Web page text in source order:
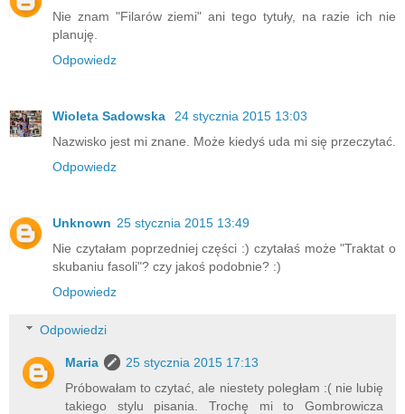
Nie znam "Filarów ziemi" ani tego tytuły, na razie ich nie
planuję.
Odpowiedz
Wioleta Sadowska
24 stycznia 2015 13:03
Nazwisko jest mi znane. Może kiedyś uda mi się przeczytać.
Odpowiedz
Unknown 25 stycznia 2015 13:49
Nie czytałam poprzedniej części :) czytałaś może "Traktat o
skubaniu fasoli"? czy jakoś podobnie? :)
Odpowiedz
Odpowiedzi
Maria
25 stycznia 2015 17:13
Próbowałam to czytać, ale niestety poległam :( nie lubię
takiego stylu pisania. Trochę mi to Gombrowicza